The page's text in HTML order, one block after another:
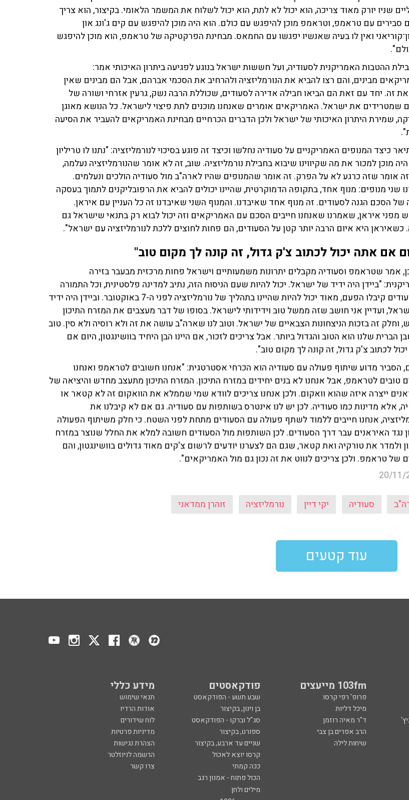
שניו יורק מאוד צריכה, הוא יכול לא לתת, הוא יכול לשלוח את המשמר הלאומי. בקיצור, הוא צריך
סבירים עם טראמפ, וטראמפ מוכן להיפגש עם כולם. הוא היה מוכן להיפגש עם קים ג'ונג און
ואין לו בעיה שאנשיו יפגשו עם החמאס. מבחינת הפרקטיקה של טראמפ, הוא מוכן להיפגש
ההטבות האמריקנית לסעודיה, ועל חששות ישראל בנוגע לפגיעה ביתרון האיכותי אמר:
מבינים, והם רצו להביא את הנורמליזציה ולהרחיב את הסכמי אברהם, אבל הם מבינים שאין
זה. יחד עם זאת הם הביאו חבילה אדירה לסעודים, שכוללת הרבה נשק, גרעין אזרחי ושורה של
שמטרידים את ישראל. האמריקאים אומרים שאנחנו מוכנים לתת פיצוי לישראל. כל הנושא מאוגן
שמירת היתרון האיכותי של ישראל ולכן הדברים הכרחיים מבחינת האמריקאים להעביר את הסיעה
כיצד המנופים האמריקניים על סעודיה נחלשו וכיצד זה פוגע בסיכוי לנורמליזציה: "נתנו לו טריליון
מוכן למכור את מה שקיווינו שיבוא בחבילת נורמליזציה. שוב, זה לא אומר שהנורמליזציה נעלמה,
אומר שזה כרגע לא על הפרק. זה אומר שהמנופים שהיו לארה"ב מול סעודיה הולכים ונעלמים.
שני מנופים: מנוף אחד, בתקופה הדמוקרטית, שהיינו יכולים להביא את הרפובליקנים לתמוך בעסקה
של הסכם הגנה לסעודים. זה מנוף אחד שאיבדנו. והמנוף השני שאיבדנו זה כל העניין עם איראן.
מפני איראן, שאמרנו שאנחנו חייבים הסכם עם האמריקאים וזה יכול לבוא רק בתנאי שישראל גם
כשאיראן היא איום הרבה יותר קטן על הסעודים, הם פחות לחוצים ללכת לנורמליזציה עם ישראל".
אם אתה יכול לכתוב צ'ק גדול, זה קונה לך מקום טוב"
אמר שטראמפ וסעודיה מקבלים יתרונות משמעותיים וישראל פחות מרכזית מבעבר בזירה
"ביידן היה ידיד של ישראל. יכול להיות שעם הניסוח הזה, נתיב למדינה פלסטינית, וכל התמורה
שהסעודים קיבלו הפעם, מאוד יכול להיות שהיינו בתהליך של נורמליזציה לפני ה-7 באוקטובר. וביידן היה ידיד
ועדיין אני חושב שזה ממשל טוב וידידותי לישראל. בסופו של דבר מעצבים את המזרח התיכון
וחלק זה בזכות הניצחונות הצבאיים של ישראל. וטוב לנו שארה"ב עושה את זה ולא רוסיה ולא סין. טוב
הברית שלנו הוא הטוב והגדול ביותר. אבל צריכים לזכור, אם היינו הבן היחיד בוושינגטון, היום אם
לכתוב צ'ק גדול, זה קונה לך מקום טוב".
הסביר מדוע שיתוף פעולה עם סעודיה הוא הכרחי אסטרטגית: "אנחנו חשובים לטראמפ ואנחנו
טובים לטראמפ, אבל אנחנו לא בנים יחידים במזרח התיכון. המזרח התיכון מתעצב מחדש והיציאה של
ייצרה איזה שהוא וואקום. ולכן אנחנו צריכים לוודא שמי שממלא את הוואקום זה לא קטאר או
אלא מדינות כמו סעודיה. לכן יש לנו אינטרס בשותפות עם סעודיה. גם אם לא קיבלנו את
אנחנו חייבים ללמוד לשתף פעולה עם הסעודים מתחת לפני השטח. כי חלק משיתוף הפעולה
נגד האיראנים עבר דרך הסעודים. לכן השותפות מול הסעודים חשובה למלא את החלל שנוצר במזרח
ולמדר את טורקיה ואת קטאר, שגם הם לצערנו יודעים לרשום צ'קים מאוד גדולים בוושינגטון, והם
של טראמפ. ולכן צריכים לנווט את זה נכון גם מול האמריקאים".
20/11/
סעודיה יקי דיין נורמליזציה זוהרן ממדאני
עוד קטעים
103fm מייעצים פודקאסטים מידע כללי
פרופ' רפי קרסו שבע תשע - הפודקאסט
תנאי שימוש
מיכל דליות בן וינון, בקיצור
אודות הרדיו
ד"ר מאיה רוזמן סג"ל וברקו - הפודקאסט
לוח שידורים
הרב אפרים בן צבי ספורט, בקיצור
מדיניות פרטיות
שיחות לילה שניים עד ארבע, בקיצור
הצהרת נגישות
קרסו יוצא לאכול
הרשמה לניוזלטר
ככה קמתי
צרו קשר
הכול פתוח - אמנון רגב
מילים ולחן